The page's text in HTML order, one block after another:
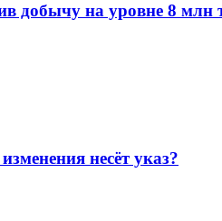
добычу на уровне 8 млн
несёт указ?